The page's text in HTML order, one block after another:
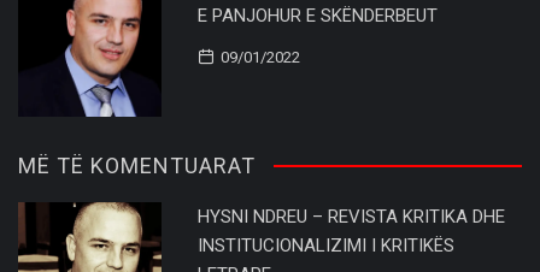
E PANJOHUR E SKËNDERBEUT
09/01/2022
MË TË KOMENTUARAT
HYSNI NDREU – REVISTA KRITIKA DHE
INSTITUCIONALIZIMI I KRITIKËS